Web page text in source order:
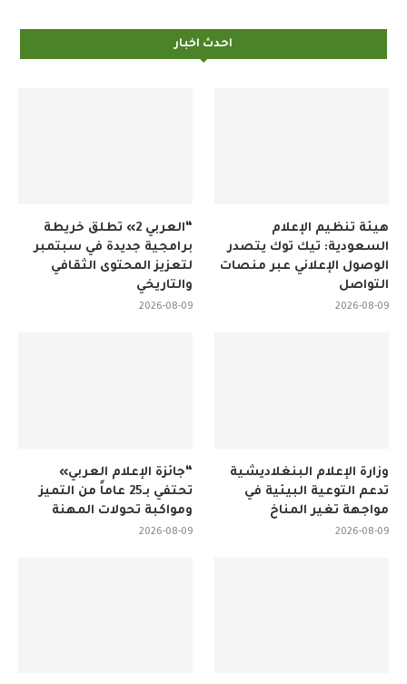
احدث اخبار
“العربي 2» تطلق خريطة
برامجية جديدة في سبتمبر
لتعزيز المحتوى الثقافي
والتاريخي
2026-08-09
هيئة تنظيم الإعلام
السعودية: تيك توك يتصدر
الوصول الإعلاني عبر منصات
التواصل
2026-08-09
“جائزة الإعلام العربي»
تحتفي بـ25 عاماً من التميز
ومواكبة تحولات المهنة
2026-08-09
وزارة الإعلام البنغلاديشية
تدعم التوعية البيئية في
مواجهة تغير المناخ
2026-08-09